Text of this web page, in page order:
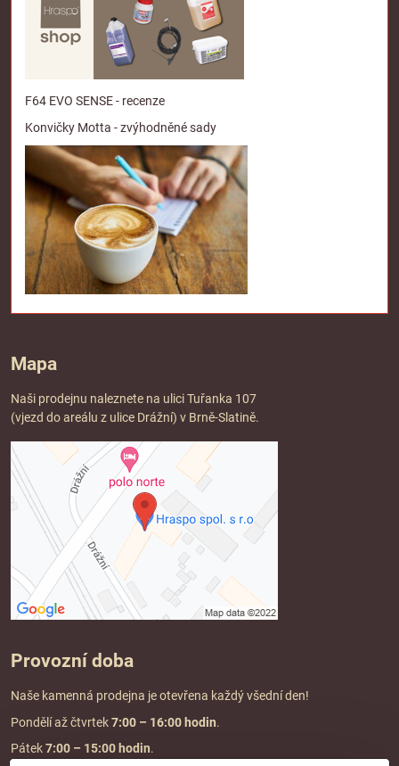
F64 EVO SENSE - recenze
Konvičky Motta - zvýhodněné sady
Mapa
Naši prodejnu naleznete na ulici Tuřanka 107
(vjezd do areálu z ulice Drážní) v Brně-Slatině.
Provozní doba
Naše kamenná prodejna je otevřena každý všední den!
Pondělí až čtvrtek7:00 – 16:00 hodin.
Pátek7:00 – 15:00 hodin.